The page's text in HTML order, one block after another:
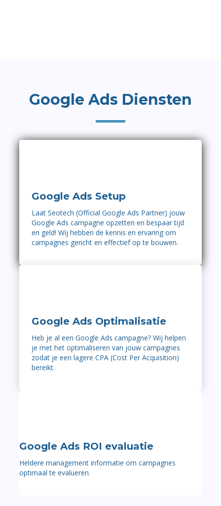
Google Ads Diensten
Google Ads Setup
Laat Seotech (Official Google Ads Partner) jouw
Google Ads campagne opzetten en bespaar tijd
en geld! Wij hebben de kennis en ervaring om
campagnes gericht en effectief op te bouwen.
Google Ads Optimalisatie
Heb je al een Google Ads campagne? Wij helpen
je met het optimaliseren van jouw campagnes
zodat je een lagere CPA (Cost Per Acquisition)
bereikt.
Google Ads ROI evaluatie
Heldere management informatie om campagnes
optimaal te evalueren.